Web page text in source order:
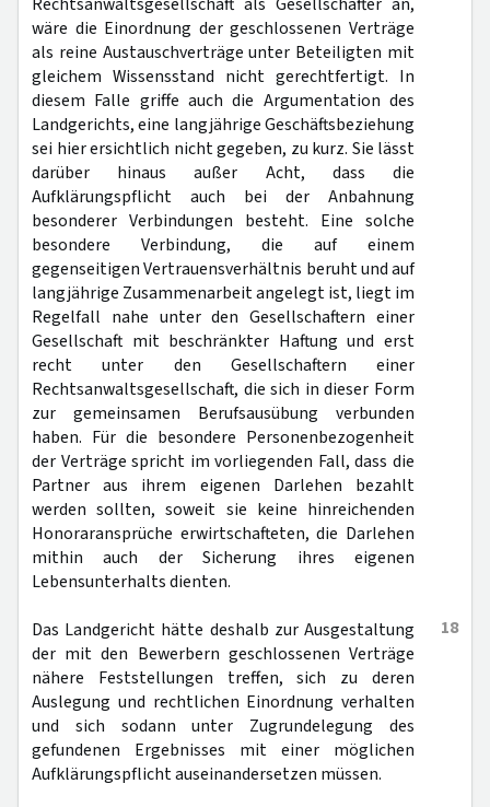
wäre die Einordnung der geschlossenen Verträge
als reine Austauschverträge unter Beteiligten mit
gleichem Wissensstand nicht gerechtfertigt. In
diesem Falle griffe auch die Argumentation des
Landgerichts, eine langjährige Geschäftsbeziehung
sei hier ersichtlich nicht gegeben, zu kurz. Sie lässt
darüber hinaus außer Acht, dass die
Aufklärungspflicht auch bei der Anbahnung
besonderer Verbindungen besteht. Eine solche
besondere Verbindung, die auf einem
gegenseitigen Vertrauensverhältnis beruht und auf
langjährige Zusammenarbeit angelegt ist, liegt im
Regelfall nahe unter den Gesellschaftern einer
Gesellschaft mit beschränkter Haftung und erst
recht unter den Gesellschaftern einer
Rechtsanwaltsgesellschaft, die sich in dieser Form
zur gemeinsamen Berufsausübung verbunden
haben. Für die besondere Personenbezogenheit
der Verträge spricht im vorliegenden Fall, dass die
Partner aus ihrem eigenen Darlehen bezahlt
werden sollten, soweit sie keine hinreichenden
Honoraransprüche erwirtschafteten, die Darlehen
mithin auch der Sicherung ihres eigenen
Lebensunterhalts dienten.
18
Das Landgericht hätte deshalb zur Ausgestaltung
der mit den Bewerbern geschlossenen Verträge
nähere Feststellungen treffen, sich zu deren
Auslegung und rechtlichen Einordnung verhalten
und sich sodann unter Zugrundelegung des
gefundenen Ergebnisses mit einer möglichen
Aufklärungspflicht auseinandersetzen müssen.